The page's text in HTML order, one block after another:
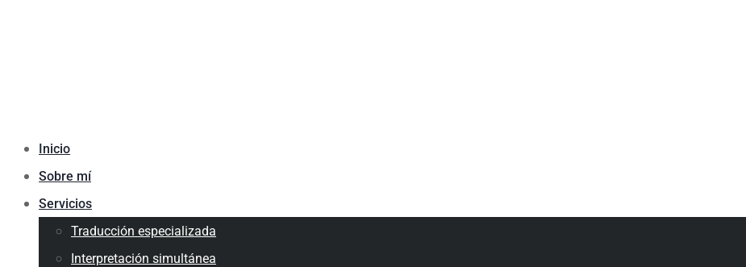
Inicio
Sobre mí
Servicios
Traducción especializada
Interpretación simultánea